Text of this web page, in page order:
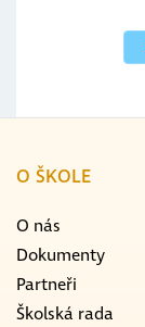
O ŠKOLE
O nás
Dokumenty
Partneři
Školská rada